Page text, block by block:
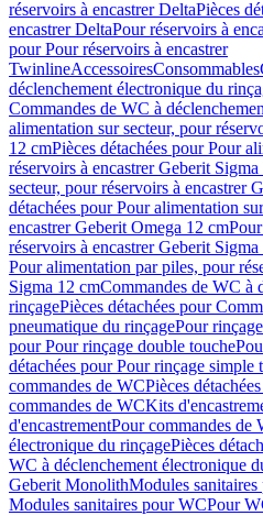
réservoirs à encastrer DeltaPièces
encastrer DeltaPour réservoirs à
pour Pour réservoirs à encastrer
TwinlineAccessoiresConsommables
déclenchement électronique du
Commandes de WC à
alimentation sur secteur, pour
12 cmPièces détachées pour Pour
réservoirs à encastrer Geberit
secteur, pour réservoirs à encastrer
détachées pour Pour alimentation
encastrer Geberit Omega 12 cm
réservoirs à encastrer Geberit
Pour alimentation par piles, pour
Sigma 12 cmCommandes de WC à
rinçagePièces détachées pour
pneumatique du rinçagePour
pour Pour rinçage double touche
détachées pour Pour rinçage simple
commandes de WCPièces
commandes de WCKits
d'encastrementPour commandes de
électronique du rinçagePièces
WC à déclenchement électronique
Geberit MonolithModules
Modules sanitaires pour WCPour